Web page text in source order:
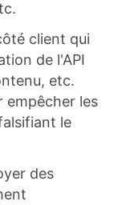
client qui
de l'API
etc.
empêcher les
le
des